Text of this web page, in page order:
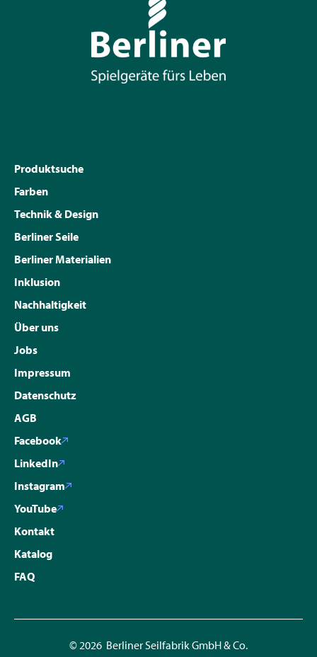
Produktsuche
Farben
Technik & Design
Berliner Seile
Berliner Materialien
Inklusion
Nachhaltigkeit
Über uns
Jobs
Impressum
Datenschutz
AGB
Facebook
LinkedIn
Instagram
YouTube
Kontakt
Katalog
FAQ
© 2026 Berliner Seilfabrik GmbH & Co.